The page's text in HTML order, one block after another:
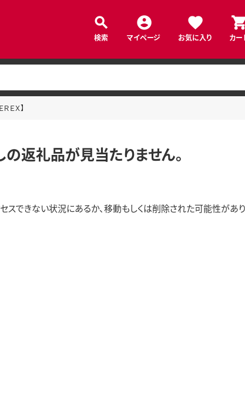
検索 マイページ お気に入り カー
ＥＸ】
の返礼品が見当たりません。
できない状況にあるか、移動もしくは削除された可能性があり